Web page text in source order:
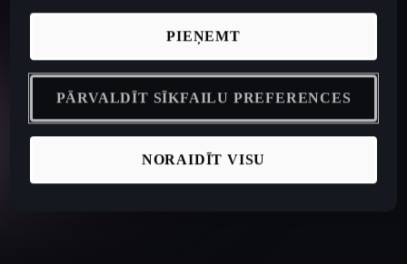
NORAIDĪT VISU
PIEŅEMT
PĀRVALDĪT SĪKFAILU PREFERENCES